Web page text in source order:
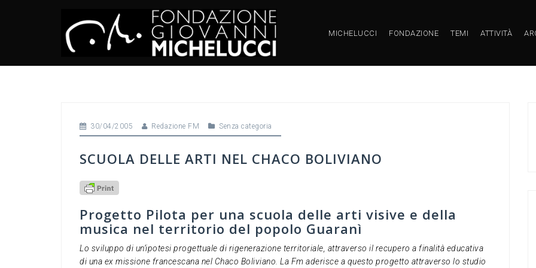
MICHELUCCI FONDAZIONE TEMI ATTIVITÀ
30/04/2005 Redazione FM Senza categoria
SCUOLA DELLE ARTI NEL CHACO BOLIVIANO
Progetto Pilota per una scuola delle arti visive e della
musica nel territorio del popolo Guaranì
Lo sviluppo di un’ipotesi progettuale di rigenerazione territoriale, attraverso il recupero a finalità educativa
di una ex missione francescana nel Chaco Boliviano. La Fm aderisce a questo progetto attraverso lo studio